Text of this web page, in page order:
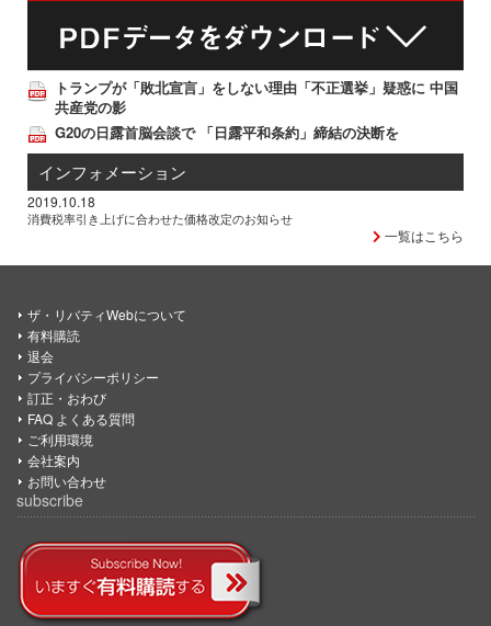
トランプが「敗北宣言」をしない理由「不正選挙」疑惑に 中国
共産党の影
G20の日露首脳会談で 「日露平和条約」締結の決断を
インフォメーション
2019.10.18
消費税率引き上げに合わせた価格改定のお知らせ
一覧はこちら
ザ・リバティWebについて
有料購読
退会
プライバシーポリシー
訂正・おわび
FAQ よくある質問
ご利用環境
会社案内
お問い合わせ
subscribe